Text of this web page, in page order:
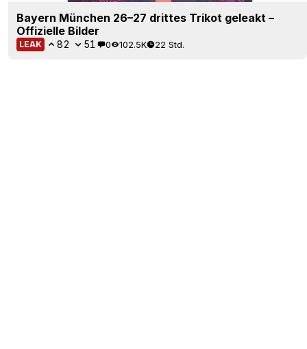
Bayern München 26–27 drittes Trikot geleakt –
Offizielle Bilder
LEAK 82 51 0 102.5K 22 Std.